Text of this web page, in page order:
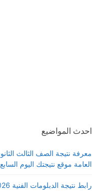
احدث المواضيع
العامة موقع نتيجتك اليوم السابع